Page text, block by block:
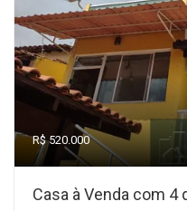
R$ 520.000
Casa à Venda com 4